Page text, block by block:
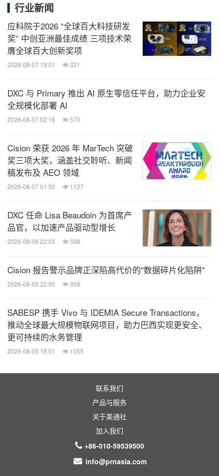
薪人薪事发布Data双引擎版本
常兴龙认为人力资源存在场内和场外博弈，其中外部
博弈的改善方向它只能通过大数据，或者下一步的人
必须利用以下三个方面的数据，薪人薪事“Data双引
擎”版也是基于此：
构建企业核心数据化能力，通过前沿的技术规范
与数据治理方案，形成每家企业专属的个性化洞
察；
部数据，例如薪人薪事的“51维数据指标”，构建
组织与个体的多面微循环；
外部突破引擎：搭建行业高速样板引擎，企业可
数据反馈，形成“数据+优化”的闭环，突破发展
消息来源：薪人薪事
技、媒体、通讯企业的经营动态、财报信
息、企业并购消息。扫描二维码，立即订
电信业
劳动力与人力资源
行业新闻
应科院于2026 “全球百大科技研发
奖” 中创亚洲最佳成绩 三项技术荣
膺全球百大创新奖项
2026-08-07 19:01 321
DXC 与 Primary 推出 AI 原生零信任平台，助力企业安
全规模化部署 AI
2026-08-07 02:18 570
Cision 荣获 2026 年 MarTech 突破
奖三项大奖，涵盖社交聆听、新闻
稿发布及 AEO 领域
2026-08-07 01:00 1127
DXC 任命 Lisa Beaudoin 为首席产
品官，以加速产品驱动型增长
2026-08-06 22:03 398
Cision 报告警示品牌正深陷高代价的"数据碎片化陷阱"
2026-08-05 22:00 956
SABESP 携手 Vivo 与 IDEMIA Secure Transactions，
推动全球最大规模物联网项目，助力巴西实现更安全、
更可持续的水务管理
2026-08-05 16:51 1055
联系我们
产品与服务
关于美通社
加入我们
+86-010-59539500
info@prnasia.com